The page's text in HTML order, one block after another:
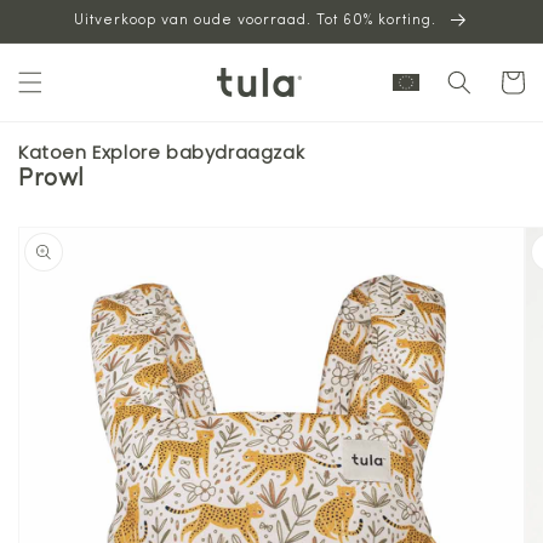
naarUitverkoop van oude voorraad. Tot 60% korting.
Katoen Explore babydraagzak
Prowl